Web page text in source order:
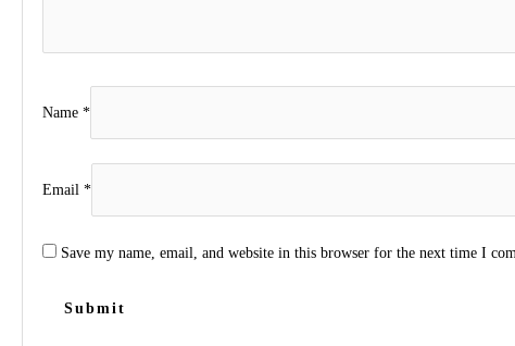
Name*
Email*
Save my name, email, and website in this browser for the next time I